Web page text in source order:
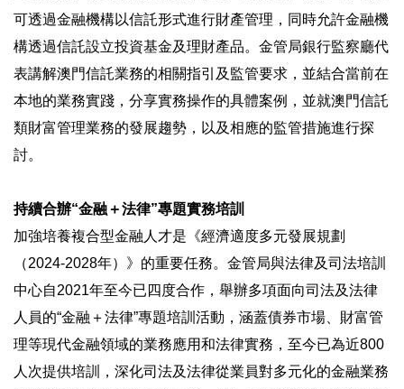
可透過金融機構以信託形式進行財產管理，同時允許金融機
構透過信託設立投資基金及理財產品。金管局銀行監察廳代
表講解澳門信託業務的相關指引及監管要求，並結合當前在
本地的業務實踐，分享實務操作的具體案例，並就澳門信託
類財富管理業務的發展趨勢，以及相應的監管措施進行探
討。
持續合辦“金融＋法律”專題實務培訓
加強培養複合型金融人才是《經濟適度多元發展規劃
（2024-2028年）》的重要任務。金管局與法律及司法培訓
中心自2021年至今已四度合作，舉辦多項面向司法及法律
人員的“金融＋法律”專題培訓活動，涵蓋債券市場、財富管
理等現代金融領域的業務應用和法律實務，至今已為近800
人次提供培訓，深化司法及法律從業員對多元化的金融業務